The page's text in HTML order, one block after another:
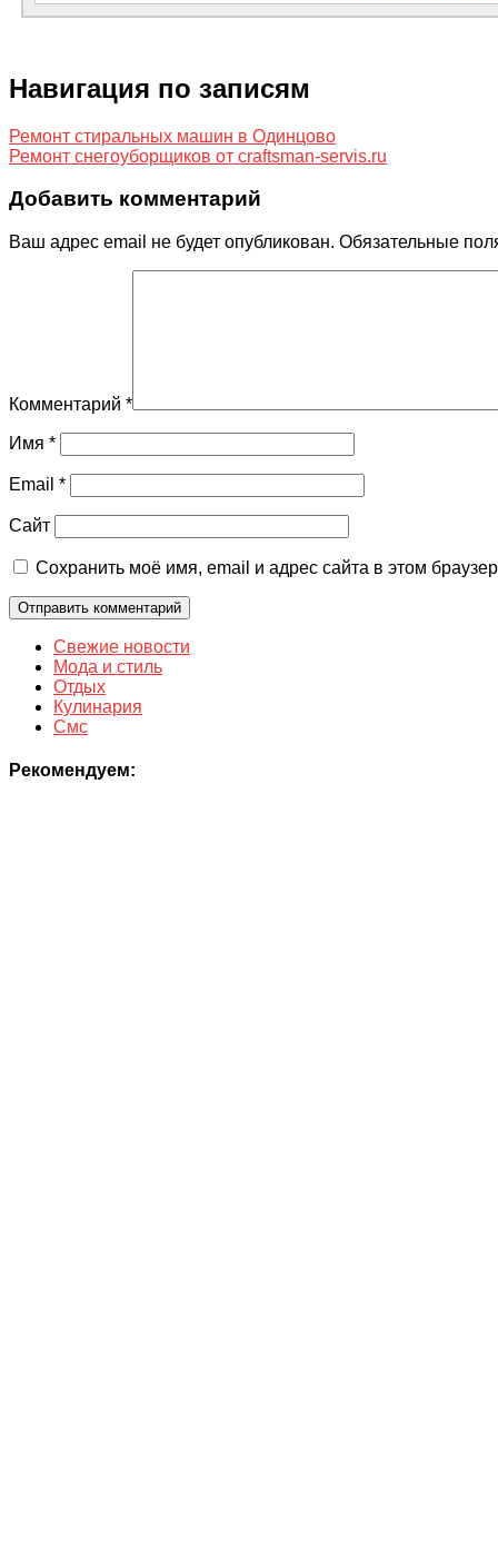
Навигация по записям
Ремонт стиральных машин в Одинцово
Ремонт снегоуборщиков от craftsman-servis.ru
Добавить комментарий
Ваш адрес email не будет опубликован. Обязательные
Комментарий *
Имя *
Email *
Сайт
Сохранить моё имя, email и адрес сайта в этом
Свежие новости
Мода и стиль
Отдых
Кулинария
Смс
Рекомендуем: